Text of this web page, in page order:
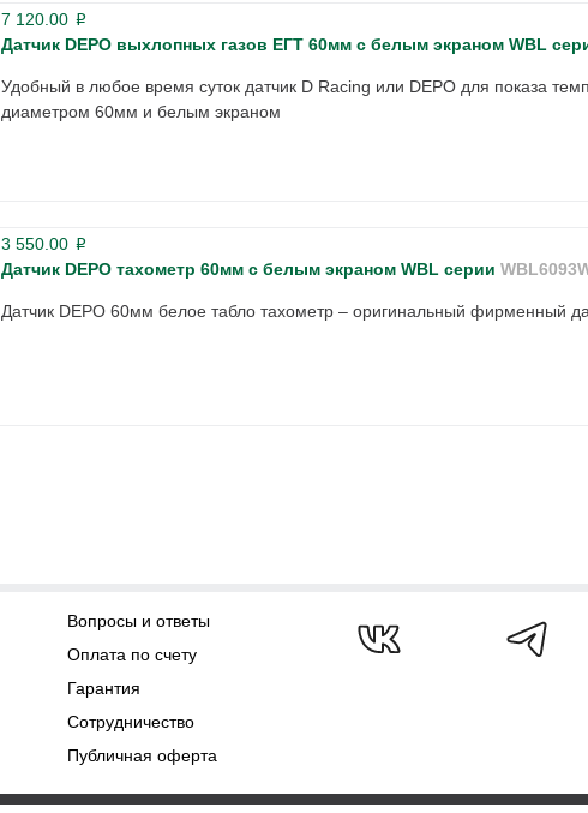
7 120.00 p
Датчик DEPO выхлопных газов ЕГТ 60мм с белым экраном WBL
Удобный в любое время суток датчик D Racing или DEPO для показа
диаметром 60мм и белым экраном
3 550.00 p
Датчик DEPO тахометр 60мм с белым экраном WBL серии
Датчик DEPO 60мм белое табло тахометр – оригинальный фирменный
Вопросы и ответы
Оплата по счету
Гарантия
Сотрудничество
Публичная оферта